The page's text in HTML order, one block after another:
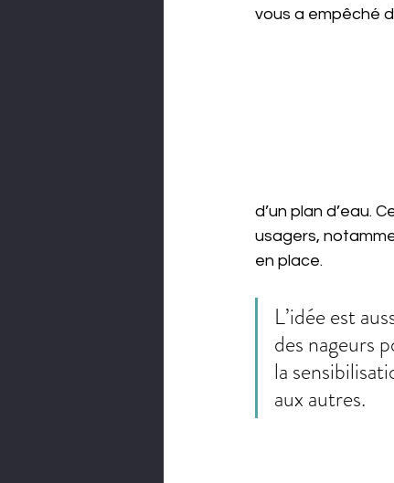
vous a empêché
d’un plan d’eau.
usagers,
en place.
L’idée est
des nageurs
la
aux autres.